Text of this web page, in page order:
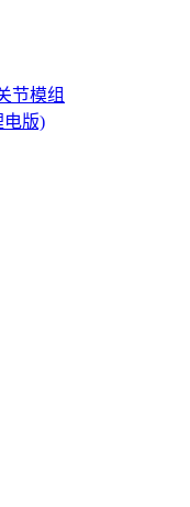
节模组
电版)